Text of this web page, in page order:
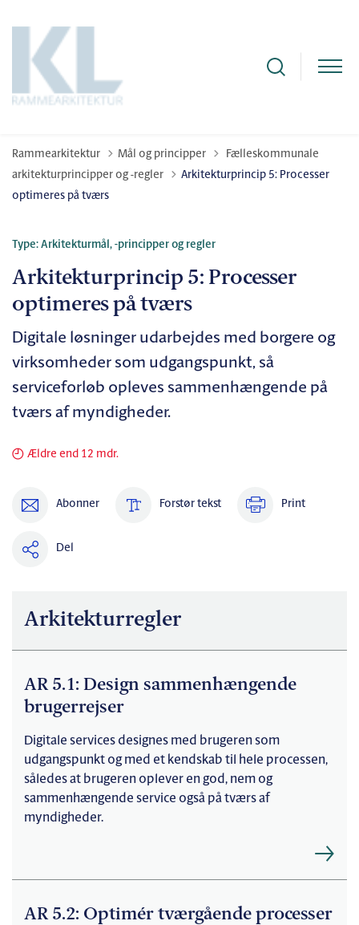
Rammearkitektur Mål og principper Tilbage til
Fælleskommunale
arkitekturprincipper og -regler
Arkitekturprincip 5: Processer
optimeres på tværs
Type: Arkitekturmål, -principper og regler
Arkitekturprincip 5: Processer
optimeres på tværs
Digitale løsninger udarbejdes med borgere og
virksomheder som udgangspunkt, så
serviceforløb opleves sammenhængende på
tværs af myndigheder.
Ældre end 12 mdr.
Abonner Forstør tekst Print
Del
Arkitekturregler
AR 5.1: Design sammenhængende
brugerrejser
Digitale services designes med brugeren som
udgangspunkt og med et kendskab til hele processen,
således at brugeren oplever en god, nem og
sammenhængende service også på tværs af
myndigheder.
AR 5.2: Optimér tværgående processer